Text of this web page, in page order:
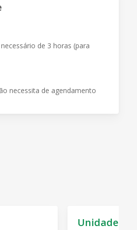
de 3 horas (para
necessita de agendamento
Unidade